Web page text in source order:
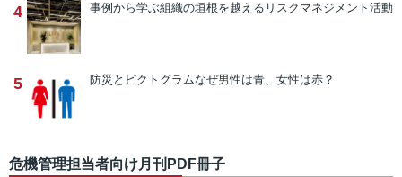
4 事例から学ぶ組織の垣根を越えるリスクマネジメント活動
5 防災とピクトグラムなぜ男性は青、女性は赤？
危機管理担当者向け月刊PDF冊子